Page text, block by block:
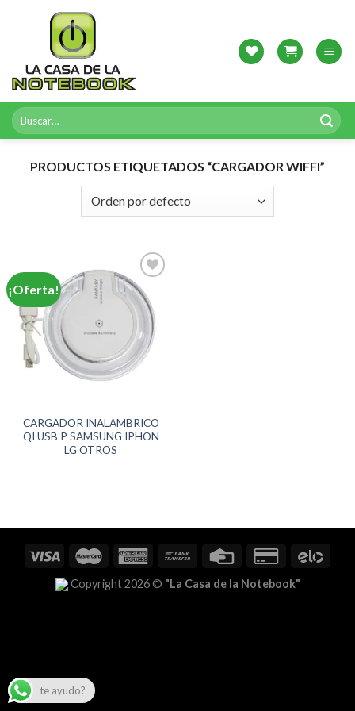
Buscar
por:
PRODUCTOS ETIQUETADOS “CARGADOR WIFFI”
¡Oferta!
Agregar
a
Favoritos
CARGADOR INALAMBRICO
QI USB P SAMSUNG IPHON
LG OTROS
Copyright 2026 © "La Casa de la Notebook"
te ayudo?